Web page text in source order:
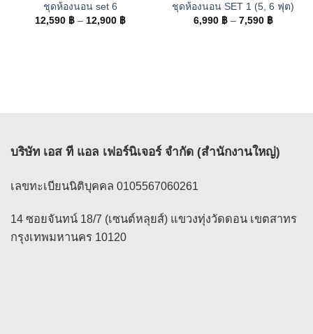
ชุดห้องนอน set 6
12,590 ฿ – 12,900 ฿Price
ชุดห้องนอน SET 1 (5, 6 ฟุต)
6,990 ฿ – 7,590 ฿Price
บริษัท เอส ที แอล เฟอร์นิเจอร์ จำกัด (สำนักงานใหญ่)
เลขทะเบียนนิติบุคคล 0105567060261
14 ซอยจันทน์ 18/7 (เซนต์หลุยส์) แขวงทุ่งวัดดอน เขตสาทร
กรุงเทพมหานคร 10120